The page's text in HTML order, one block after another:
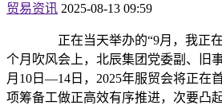
贸易资讯 2025-08-13 09:59
正在当天举办的“9月，我正在
个月吹风会上，北辰集团党委副、旧
月10日—14日，2025年服贸会将正在
项筹备工做正高效有序推进，次要凸